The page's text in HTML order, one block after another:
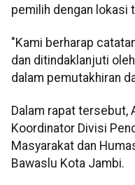
pemilih dengan lokasi
"Kami berharap
dan ditindaklanjuti
dalam pemutakhiran
Dalam rapat tersebut,
Koordinator Divisi
Masyarakat dan
Bawaslu Kota Jambi.